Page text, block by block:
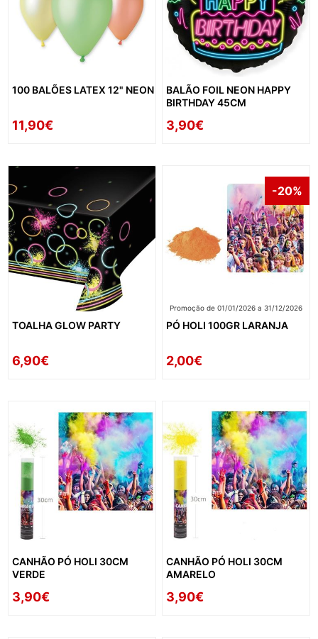
100 BALÕES LATEX 12" NEON
11,90€
BALÃO FOIL NEON HAPPY
BIRTHDAY 45CM
3,90€
TOALHA GLOW PARTY
6,90€
-20%
Promoção de 01/01/2026 a 31/12/2026
PÓ HOLI 100GR LARANJA
2,00€
CANHÃO PÓ HOLI 30CM
VERDE
3,90€
CANHÃO PÓ HOLI 30CM
AMARELO
3,90€